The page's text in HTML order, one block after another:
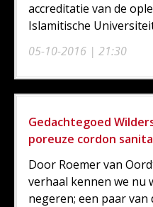
05-10-2016 | 21:30
accreditatie van de
Islamitische
Gedachtegoed
poreuze cordon
Door Roemer van
verhaal kennen we nu
negeren; een paar van